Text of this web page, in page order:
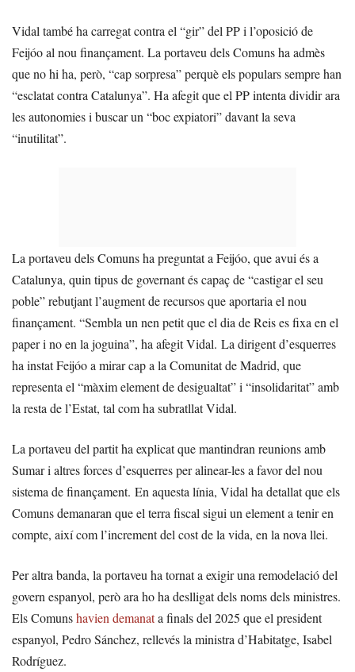
Vidal també ha carregat contra el “gir” del PP i l’oposició de
Feijóo al nou finançament. La portaveu dels Comuns ha admès
que no hi ha, però, “cap sorpresa” perquè els populars sempre han
“esclatat contra Catalunya”. Ha afegit que el PP intenta dividir ara
les autonomies i buscar un “boc expiatori” davant la seva
“inutilitat”.
La portaveu dels Comuns ha preguntat a Feijóo, que avui és a
Catalunya, quin tipus de governant és capaç de “castigar el seu
poble” rebutjant l’augment de recursos que aportaria el nou
finançament. “Sembla un nen petit que el dia de Reis es fixa en el
paper i no en la joguina”, ha afegit Vidal. La dirigent d’esquerres
ha instat Feijóo a mirar cap a la Comunitat de Madrid, que
representa el “màxim element de desigualtat” i “insolidaritat” amb
la resta de l’Estat, tal com ha subratllat Vidal.
La portaveu del partit ha explicat que mantindran reunions amb
Sumar i altres forces d’esquerres per alinear-les a favor del nou
sistema de finançament. En aquesta línia, Vidal ha detallat que els
Comuns demanaran que el terra fiscal sigui un element a tenir en
compte, així com l’increment del cost de la vida, en la nova llei.
Per altra banda, la portaveu ha tornat a exigir una remodelació del
govern espanyol, però ara ho ha deslligat dels noms dels ministres.
Els Comunshavien demanata finals del 2025 que el president
espanyol, Pedro Sánchez, rellevés la ministra d’Habitatge, Isabel
Rodríguez.